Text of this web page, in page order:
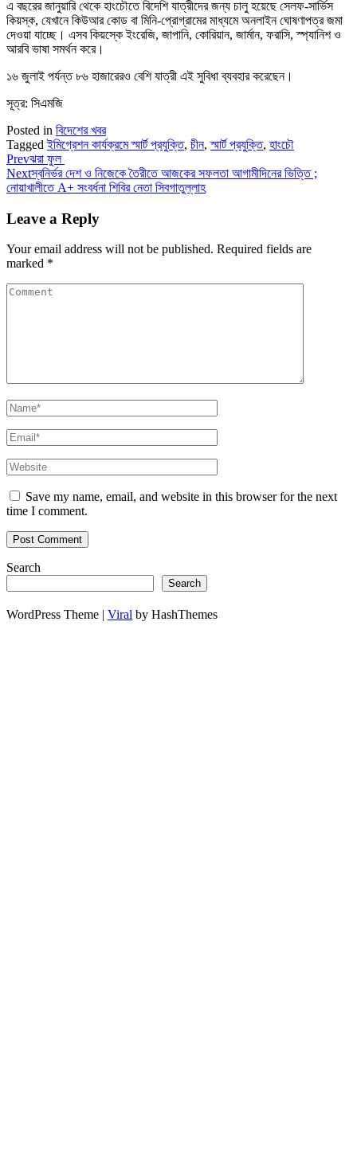
এ বছরের জানুয়ারি থেকে হাংচৌতে বিদেশি যাত্রীদের জন্য চালু হয়েছে সেলফ-সার্ভিস
কিয়স্ক, যেখানে কিউআর কোড বা মিনি-প্রোগ্রামের মাধ্যমে অনলাইন ঘোষণাপত্র জমা
দেওয়া যাচ্ছে। এসব কিয়স্কে ইংরেজি, জাপানি, কোরিয়ান, জার্মান, ফরাসি, স্প্যানিশ ও
আরবি ভাষা সমর্থন করে।
১৬ জুলাই পর্যন্ত ৮৬ হাজারেরও বেশি যাত্রী এই সুবিধা ব্যবহার করেছেন।
সূত্র: সিএমজি
Posted in বিদেশের খবর
Taggedইমিগ্রেশন কার্যক্রমে স্মার্ট প্রযুক্তি, চীন,স্মার্ট প্রযুক্তি, হাংচৌ
Prevঝরা ফুল
Nextস্বনির্ভর দেশ ও নিজেকে তৈরীতে আজকের সফলতা আগামীদিনের ভিত্তি ;
নোয়াখালীতে A+ সংবর্ধনা শিবির নেতা সিবগাতুল্লাহ
Leave a Reply
Your email address will not be published. Required fields are
marked *
Save my name, email, and website in this browser for the next
time I comment.
Search
Search
WordPress Theme | Viral by HashThemes